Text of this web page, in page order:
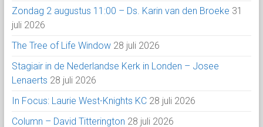
Zondag 2 augustus 11:00 – Ds. Karin van den Broeke 31
juli 2026
The Tree of Life Window 28 juli 2026
Stagiair in de Nederlandse Kerk in Londen – Josee
Lenaerts 28 juli 2026
In Focus: Laurie West-Knights KC 28 juli 2026
Column – David Titterington 28 juli 2026